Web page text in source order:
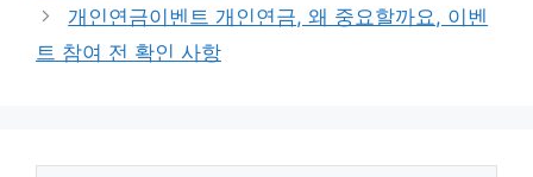
개인연금이벤트 개인연금, 왜 중요할까요, 이벤
트 참여 전 확인 사항